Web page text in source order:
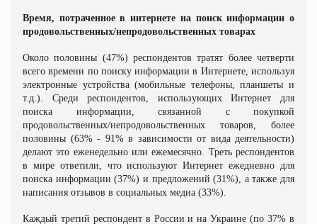
Время, потраченное в интернете на поиск информации о
продовольственных/непродовольственных товарах
Около половины (47%) респондентов тратят более четверти
всего времени по поиску информации в Интернете, используя
электронные устройства (мобильные телефоны, планшеты и
т.д.). Среди респондентов, использующих Интернет для
поиска информации, связанной с покупкой
продовольственных/непродовольственных товаров, более
половины (63% - 91% в зависимости от вида деятельности)
делают это еженедельно или ежемесячно. Треть респондентов
в мире ответили, что используют Интернет ежедневно для
поиска информации (37%) и предложений (31%), а также для
написания отзывов в социальных медиа (33%).
Каждый третий респондент в России и на Украине (по 37% в